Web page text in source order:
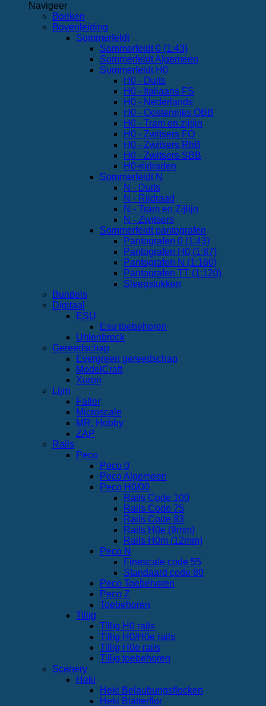
Navigeer
Boeken
Bovenleiding
Sommerfeldt
Sommerfeldt 0 (1:43)
Sommerfeldt Algemeen
Sommerfeldt H0
H0 - Duits
H0 - Italiaans FS
H0 - Nederlands
H0 - Oostenrijks ÖBB
H0 - Tram en zijlijn
H0 - Zwitsers FO
H0 - Zwitsers RhB
H0 - Zwitsers SBB
H0-rijdraden
Sommerfeldt N
N - Duits
N - Rijdraad
N - Tram en Zijlijn
N - Zwitsers
Sommerfeldt pantografen
Pantografen 0 (1:43)
Pantografen H0 (1:87)
Pantografen N (1:160)
Pantografen TT (1:120)
Sleepstukken
Bundels
Digitaal
ESU
Esu toebehoren
Uhlenbrock
Gereedschap
Evergreen gereedschap
ModelCraft
Xuron
Lijm
Faller
Microscale
MR. Hobby
ZAP
Rails
Peco
Peco 0
Peco Algemeen
Peco H0/00
Rails Code 100
Rails Code 75
Rails Code 83
Rails H0e (9mm)
Rails H0m (12mm)
Peco N
Finescale code 55
Standaard code 80
Peco Toebehoren
Peco Z
Toebehoren
Tillig
Tillig H0 rails
Tillig H0/H0e rails
Tillig H0e rails
Tillig toebehoren
Scenery
Heki
Heki Belaubungsflocken
Heki Blätterflor